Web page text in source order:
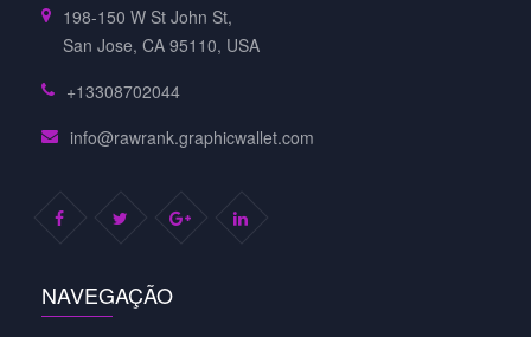
198-150 W St John St,
San Jose, CA 95110, USA
+13308702044
info@rawrank.graphicwallet.com
NAVEGAÇÃO